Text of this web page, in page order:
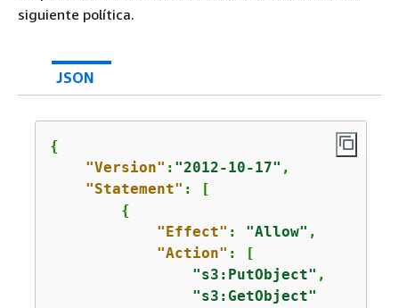
siguiente política.
JSON
{
"Version" : "2012-10-17" ,
"Statement" : [
{
"Effect" : "Allow" ,
"Action" : [
"s3:PutObject" ,
"s3:GetObject"